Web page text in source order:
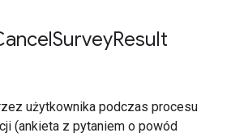
SurveyResult
użytkownika podczas procesu
(ankieta z pytaniem o powód